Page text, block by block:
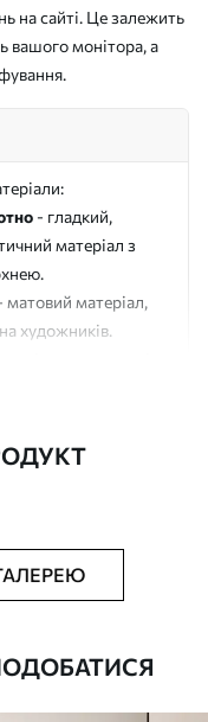
на сайті. Це залежить
вашого монітора, а
- гладкий,
матеріал з
матовий матеріал,
художників.
покриття.